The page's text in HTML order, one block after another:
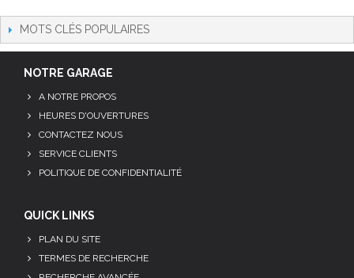
MOTS CLÉS POPULAIRES
NOTRE GARAGE
A NOTRE PROPOS
HEURES D'OUVERTURES
CONTACTEZ NOUS
SERVICE CLIENTS
POLITIQUE DE CONFIDENTIALITÉ
QUICK LINKS
PLAN DU SITE
TERMES DE RECHERCHE